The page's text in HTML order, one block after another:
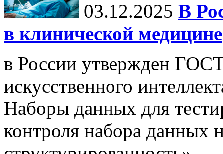
03.12.2025 В
в клинической медицине
в России утвержден
искусственного
Наборы данных для
контроля набора данных